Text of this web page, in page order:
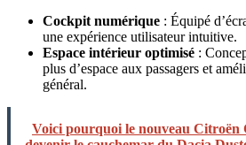
Cockpit numérique : Équipé
une expérience utilisateur intuitive.
Espace intérieur optimisé :
plus d’espace aux passagers et
général.
Voici pourquoi le nouveau